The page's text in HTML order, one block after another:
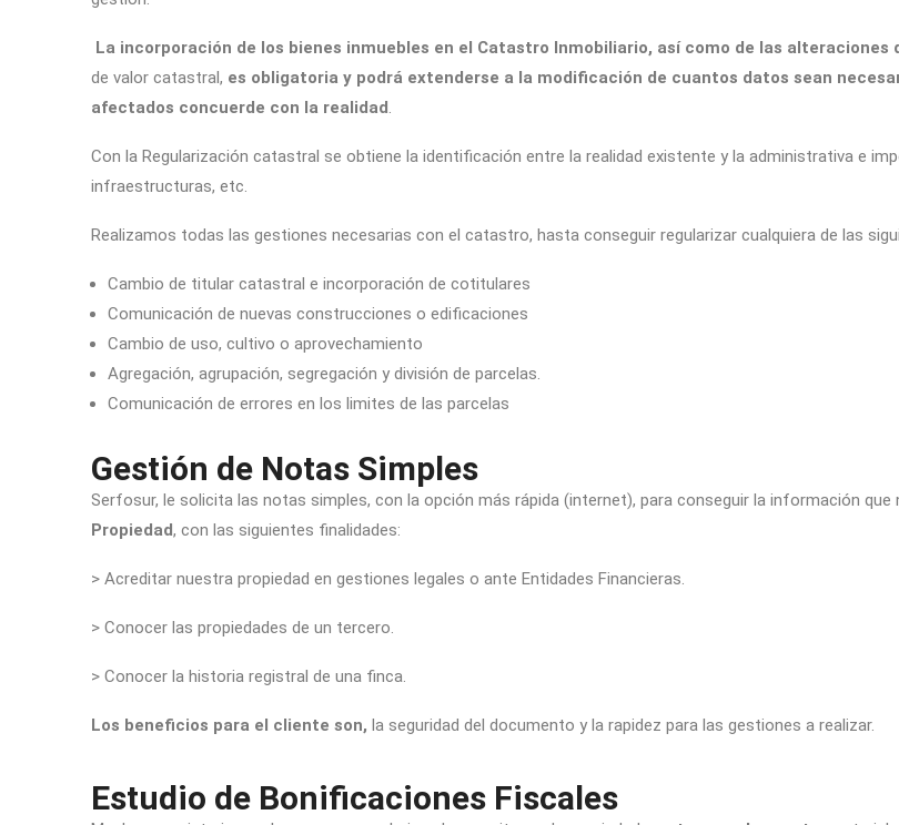
La incorporación de los bienes inmuebles en el Catastro Inmobiliario, así como de las
de valor catastral, es obligatoria y podrá extenderse a la modificación de cuantos datos sean
afectados concuerde con la realidad.
Con la Regularización catastral se obtiene la identificación entre la realidad existente y la administrativa e
infraestructuras, etc.
Realizamos todas las gestiones necesarias con el catastro, hasta conseguir regularizar cualquiera de las
Cambio de titular catastral e incorporación de cotitulares
Comunicación de nuevas construcciones o edificaciones
Cambio de uso, cultivo o aprovechamiento
Agregación, agrupación, segregación y división de parcelas.
Comunicación de errores en los limites de las parcelas
Gestión de Notas Simples
Serfosur, le solicita las notas simples, con la opción más rápida (internet), para conseguir la información que
Propiedad, con las siguientes finalidades:
> Acreditar nuestra propiedad en gestiones legales o ante Entidades Financieras.
> Conocer las propiedades de un tercero.
> Conocer la historia registral de una finca.
Los beneficios para el cliente son, la seguridad del documento y la rapidez para las gestiones a realizar.
Estudio de Bonificaciones Fiscales